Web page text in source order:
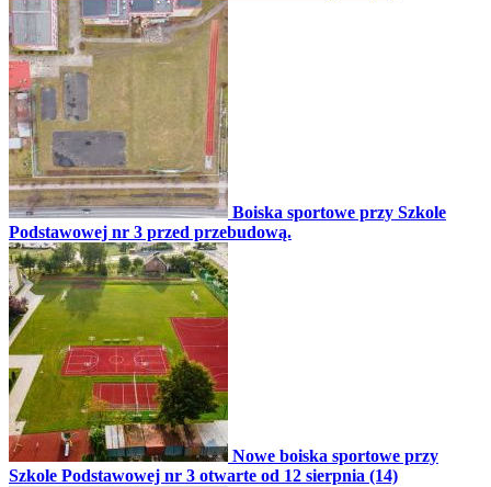
Boiska sportowe przy Szkole
Podstawowej nr 3 przed przebudową.
Nowe boiska sportowe przy
Szkole Podstawowej nr 3 otwarte od 12 sierpnia (14)